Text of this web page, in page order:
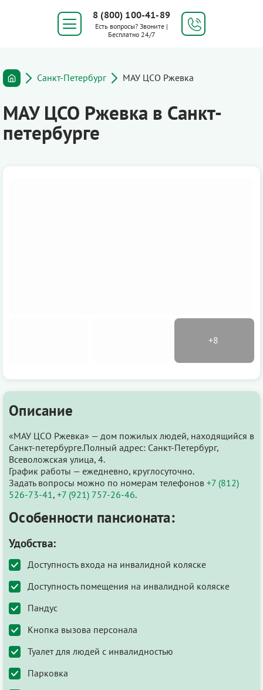
8 (800) 100-41-89
Есть вопросы? Звоните |
Бесплатно 24/7
Санкт-Петербург МАУ ЦСО Ржевка
МАУ ЦСО Ржевка в Санкт-
петербурге
Описание
«МАУ ЦСО Ржевка» — дом пожилых людей, находящийся в
Санкт-петербурге.Полный адрес: Санкт-Петербург,
Всеволожская улица, 4.
График работы — ежедневно, круглосуточно.
Задать вопросы можно по номерам телефонов +7 (812)
526-73-41 , +7 (921) 757-26-46.
Особенности пансионата:
Удобства:
Доступность входа на инвалидной коляске
Доступность помещения на инвалидной коляске
Пандус
Кнопка вызова персонала
Туалет для людей с инвалидностью
Парковка